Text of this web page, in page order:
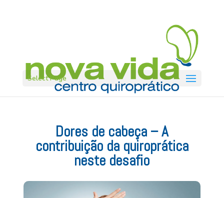
Select Page
Dores de cabeça – A
contribuição da quiroprática
neste desafio